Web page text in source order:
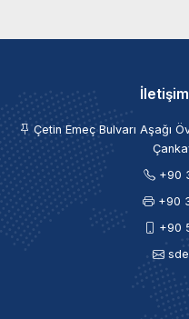
Çetin Emeç Bulvarı Aşağı
+90
+90
+90